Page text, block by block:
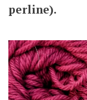
perline).